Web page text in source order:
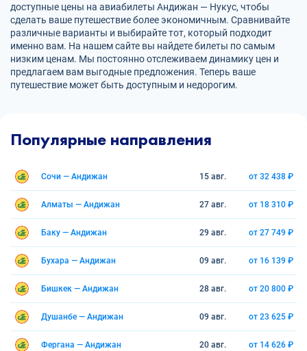
доступные цены на авиабилеты Андижан — Нукус, чтобы
сделать ваше путешествие более экономичным. Сравнивайте
различные варианты и выбирайте тот, который подходит
именно вам. На нашем сайте вы найдете билеты по самым
низким ценам. Мы постоянно отслеживаем динамику цен и
предлагаем вам выгодные предложения. Теперь ваше
путешествие может быть доступным и недорогим.
Популярные направления
Сочи — Андижан 15 авг. от 32 438 ₽
Алматы — Андижан 27 авг. от 18 310 ₽
Баку — Андижан 29 авг. от 27 749 ₽
Бухара — Андижан 09 авг. от 16 139 ₽
Бишкек — Андижан 28 авг. от 20 800 ₽
Душанбе — Андижан 09 авг. от 23 625 ₽
Фергана — Андижан 20 авг. от 14 626 ₽